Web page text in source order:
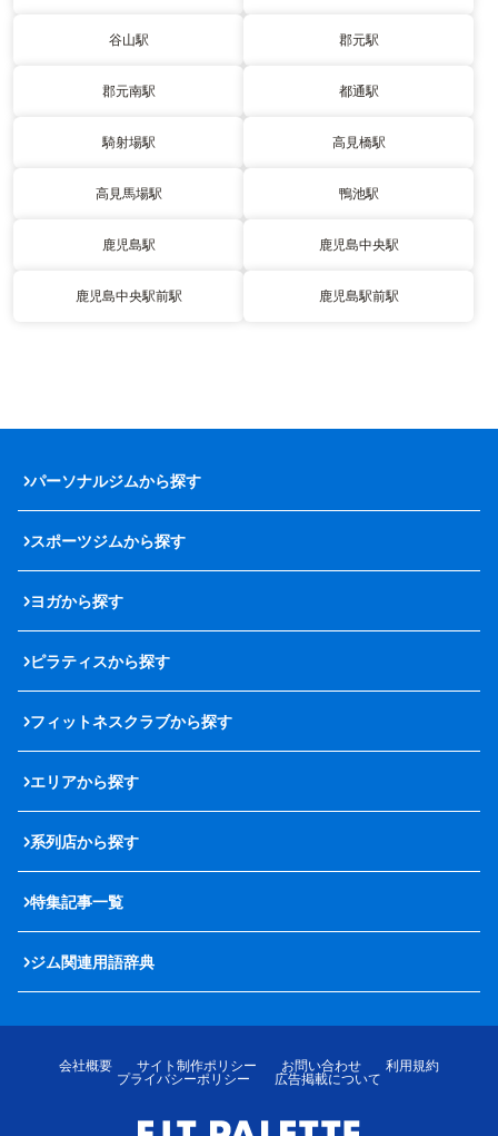
谷山駅 郡元駅
郡元南駅 都通駅
騎射場駅 高見橋駅
高見馬場駅 鴨池駅
鹿児島駅 鹿児島中央駅
鹿児島中央駅前駅 鹿児島駅前駅
パーソナルジムから探す
スポーツジムから探す
ヨガから探す
ピラティスから探す
フィットネスクラブから探す
エリアから探す
系列店から探す
特集記事一覧
ジム関連用語辞典
会社概要 サイト制作ポリシー お問い合わせ
利用規約
プライバシーポリシー
広告掲載について